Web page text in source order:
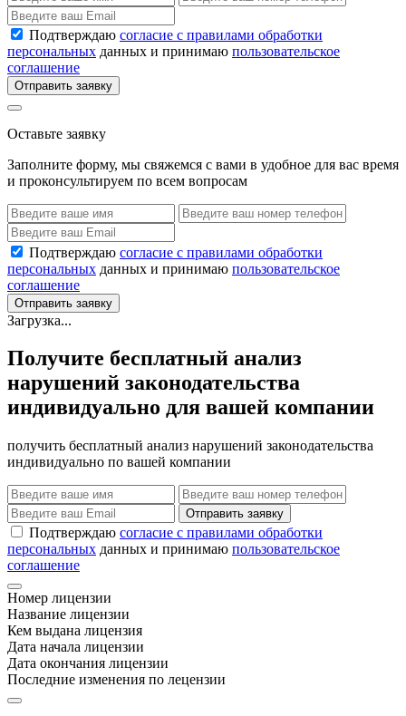
Подтверждаю согласие с правилами обработки
персональных данных и принимаю пользовательское
соглашение
Отправить заявку
Оставьте заявку
Заполните форму, мы свяжемся с вами в удобное для вас время
и проконсультируем по всем вопросам
Подтверждаю согласие с правилами обработки
персональных данных и принимаю пользовательское
соглашение
Отправить заявку
Загрузка...
Получите бесплатный анализ
нарушений законодательства
индивидуально для вашей компании
получить бесплатный анализ нарушений законодательства
индивидуально по вашей компании
Отправить заявку
Подтверждаю согласие с правилами обработки
персональных данных и принимаю пользовательское
соглашение
Номер лицензии
Название лицензии
Кем выдана лицензия
Дата начала лицензии
Дата окончания лицензии
Последние изменения по лецензии